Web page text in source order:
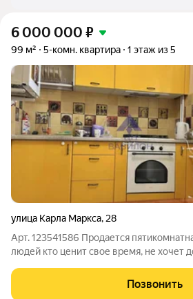
6 000 000 ₽
99 м² 5-комн. квартира 1 этаж из 5
улица Карла Маркса, 28
Арт. 123541586 Продается
людей кто ценит свое время, не хочет
Продается уютная квартира для
всем содержимым. Вся
Позвонить